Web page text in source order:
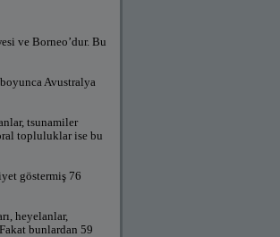
ve Borneo’dur. Bu
Avustralya
tsunamiler
topluluklar ise bu
göstermiş 76
heyelanlar,
bunlardan 59